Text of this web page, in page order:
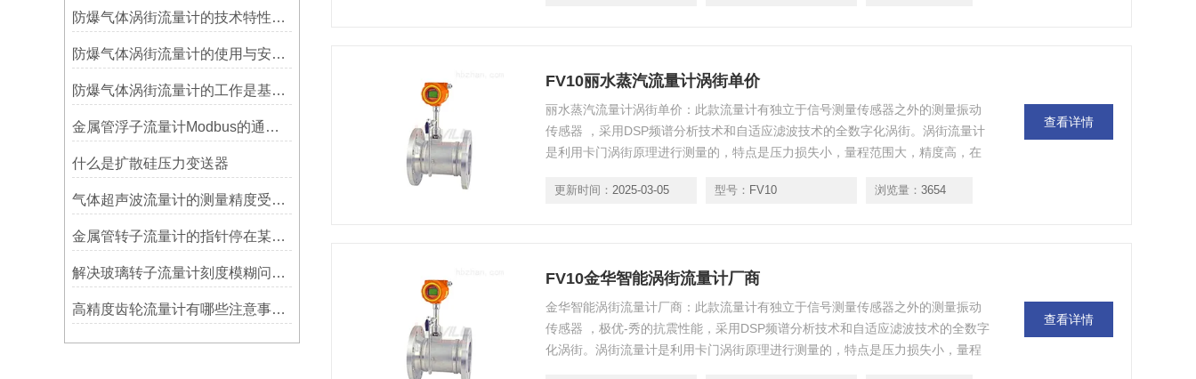
防爆气体涡街流量计的技术特性剖析
防爆气体涡街流量计的使用与安装要求
防爆气体涡街流量计的工作是基于涡街效应
金属管浮子流量计Modbus的通讯系统说明
什么是扩散硅压力变送器
气体超声波流量计的测量精度受哪些因素所影响？
金属管转子流量计的指针停在某个位置不动的原因
解决玻璃转子流量计刻度模糊问题的步骤
高精度齿轮流量计有哪些注意事项？
FV10丽水蒸汽流量计涡街单价
丽水蒸汽流量计涡街单价：此款流量计有独立于信号测量传感器之外的测量振动
传感器 ，采用DSP频谱分析技术和自适应滤波技术的全数字化涡街。涡街流量计
是利用卡门涡街原理进行测量的，特点是压力损失小，量程范围大，精度高，在
更新时间： 2025-03-05 型号： FV10 浏览量： 3654
查看详情
FV10金华智能涡街流量计厂商
金华智能涡街流量计厂商：此款流量计有独立于信号测量传感器之外的测量振动
传感器 ，极优-秀的抗震性能，采用DSP频谱分析技术和自适应滤波技术的全数字
化涡街。涡街流量计是利用卡门涡街原理进行测量的，特点是压力损失小，量程
查看详情